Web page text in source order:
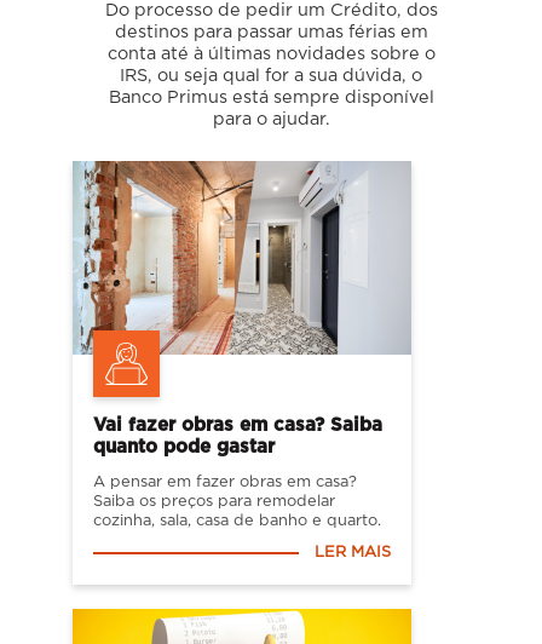
Do processo de pedir um Crédito, dos
destinos para passar umas férias em
conta até à últimas novidades sobre o
IRS, ou seja qual for a sua dúvida, o
Banco Primus está sempre disponível
para o ajudar.
Vai fazer obras em casa? Saiba
quanto pode gastar
A pensar em fazer obras em casa?
Saiba os preços para remodelar
cozinha, sala, casa de banho e quarto.
LER MAIS